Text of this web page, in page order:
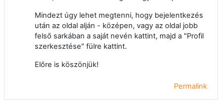
Mindezt úgy lehet megtenni, hogy bejelentkezés
után az oldal alján - középen, vagy az oldal jobb
felső sarkában a saját nevén kattint, majd a "Profil
szerkesztése" fülre kattint.
Előre is köszönjük!
Permalink